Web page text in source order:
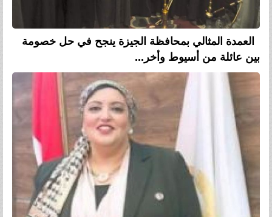
العمدة المثالي بمحافظة الجيزة ينجح في حل خصومة
بين عائلة من أسيوط وأخر...